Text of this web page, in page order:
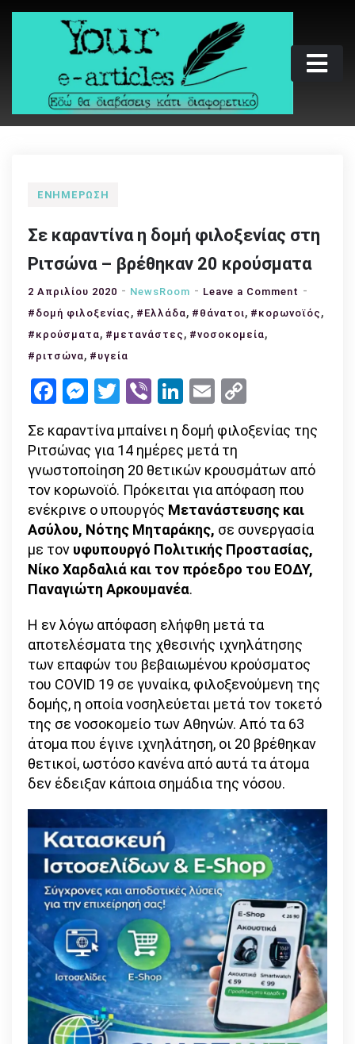
Skip
Your e-articles
Εδώ θα διαβάσεις κάτι διαφορετικό
ΕΝΗΜΈΡΩΣΗ
Σε καραντίνα η δομή φιλοξενίας στη
Ριτσώνα – βρέθηκαν 20 κρούσματα
2 Απριλίου 2020 NewsRoom Leave a Comment on
Σε
Ριτσώνα
βρέθηκαν
20
#δομή φιλοξενίας , #Ελλάδα, #θάνατοι, #κορωνοϊός ,
#κρούσματα, #μετανάστες , #νοσοκομεία,
#ριτσώνα, #υγεία
Facebook
Messenger
Twitter
ViberLinkedIn
Email
Link
Σε καραντίνα μπαίνει η δομή φιλοξενίας της
Ριτσώνας για 14 ημέρες μετά τη
γνωστοποίηση 20 θετικών κρουσμάτων από
τον κορωνοϊό. Πρόκειται για απόφαση που
ενέκρινε ο υπουργός Μετανάστευσης και
Ασύλου, Νότης Μηταράκης, σε συνεργασία
με τον υφυπουργό Πολιτικής Προστασίας,
Νίκο Χαρδαλιά και τον πρόεδρο του ΕΟΔΥ,
Παναγιώτη Αρκουμανέα.
Η εν λόγω απόφαση ελήφθη μετά τα
αποτελέσματα της χθεσινής ιχνηλάτησης
των επαφών του βεβαιωμένου κρούσματος
του COVID 19 σε γυναίκα, φιλοξενούμενη της
δομής, η οποία νοσηλεύεται μετά τον τοκετό
της σε νοσοκομείο των Αθηνών. Από τα 63
άτομα που έγινε ιχνηλάτηση, οι 20 βρέθηκαν
θετικοί, ωστόσο κανένα από αυτά τα άτομα
δεν έδειξαν κάποια σημάδια της νόσου.